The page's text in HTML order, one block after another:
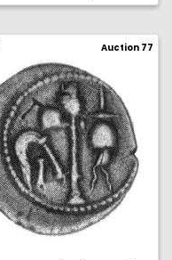
Auction 77